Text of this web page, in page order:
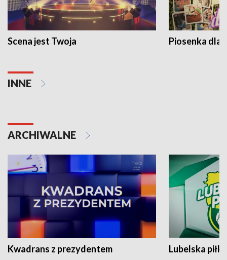
Scena jest Twoja Piosenka dla
INNE
ARCHIWALNE
Kwadrans z prezydentem Lubelska piłka